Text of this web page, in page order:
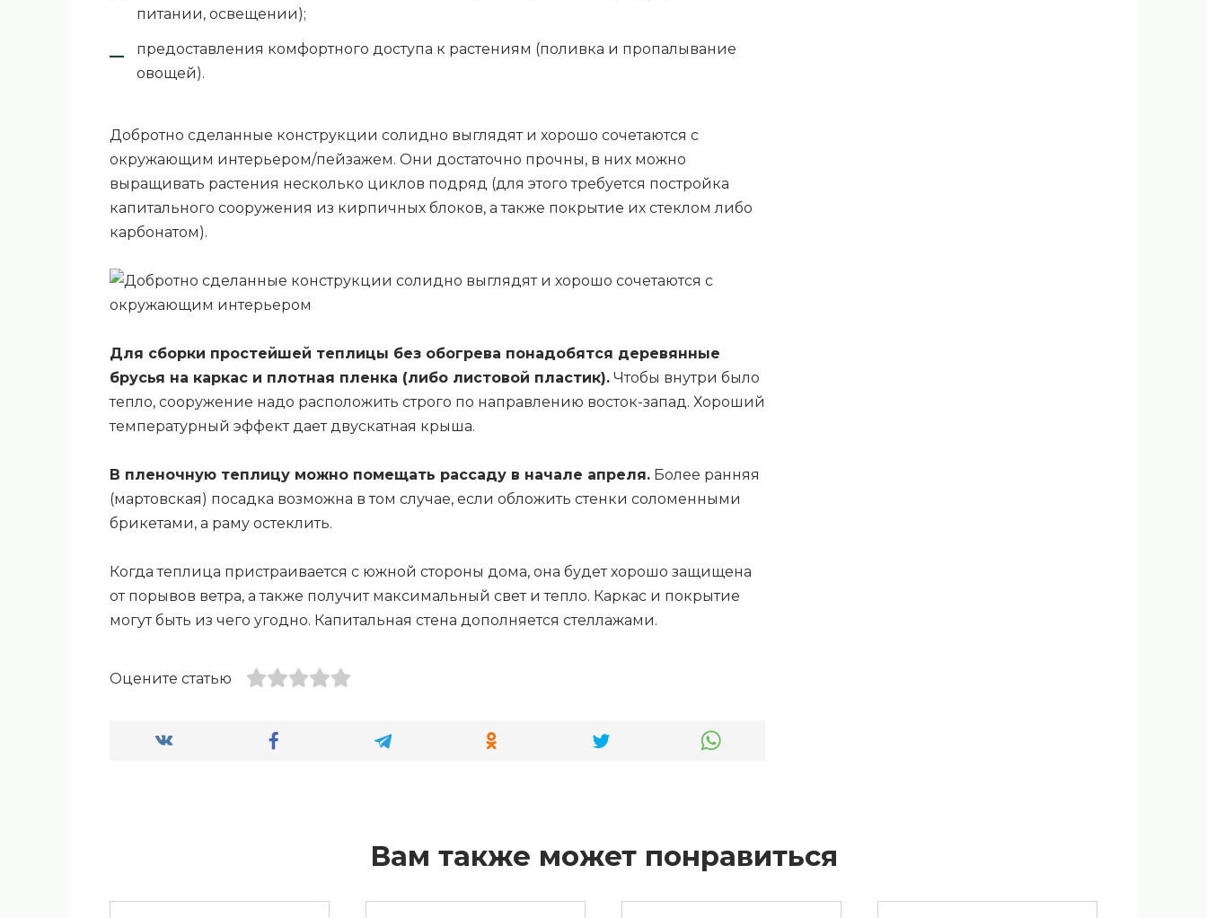
питании, освещении);
предоставления комфортного доступа к растениям (поливка и пропалывание
овощей).
Добротно сделанные конструкции солидно выглядят и хорошо сочетаются с
окружающим интерьером/пейзажем. Они достаточно прочны, в них можно
выращивать растения несколько циклов подряд (для этого требуется постройка
капитального сооружения из кирпичных блоков, а также покрытие их стеклом либо
карбонатом).
Для сборки простейшей теплицы без обогрева понадобятся деревянные
брусья на каркас и плотная пленка (либо листовой пластик). Чтобы внутри было
тепло, сооружение надо расположить строго по направлению восток-запад. Хороший
температурный эффект дает двускатная крыша.
В пленочную теплицу можно помещать рассаду в начале апреля. Более ранняя
(мартовская) посадка возможна в том случае, если обложить стенки соломенными
брикетами, а раму остеклить.
Когда теплица пристраивается с южной стороны дома, она будет хорошо защищена
от порывов ветра, а также получит максимальный свет и тепло. Каркас и покрытие
могут быть из чего угодно. Капитальная стена дополняется стеллажами.
Оцените статью
Вам также может понравиться